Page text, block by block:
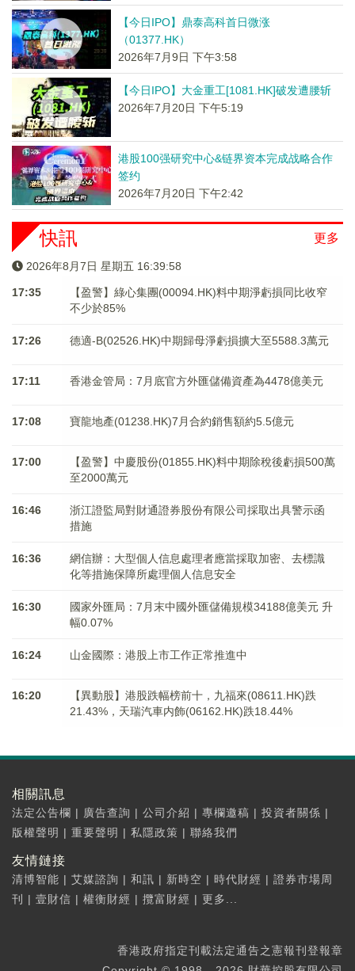
【今日IPO】鼎泰高科首日微涨
（01377.HK）
2026年7月9日 下午3:58
【今日IPO】大金重工[1081.HK]破发遭腰斩
2026年7月20日 下午5:19
港股100强研究中心&链界资本完成战略合作
签约
2026年7月20日 下午2:42
更多
快訊
2026年8月7日 星期五 16:39:58
17:35
【盈警】綠心集團(00094.HK)料中期淨虧損同比收窄
不少於85%
17:26 德適-B(02526.HK)中期歸母淨虧損擴大至5588.3萬元
17:11 香港金管局：7月底官方外匯儲備資產為4478億美元
17:08 寶龍地產(01238.HK)7月合約銷售額約5.5億元
17:00
【盈警】中慶股份(01855.HK)料中期除稅後虧損500萬
至2000萬元
16:46
浙江證監局對財通證券股份有限公司採取出具警示函
措施
16:36
網信辦：大型個人信息處理者應當採取加密、去標識
化等措施保障所處理個人信息安全
16:30
國家外匯局：7月末中國外匯儲備規模34188億美元 升
幅0.07%
16:24 山金國際：港股上市工作正常推進中
16:20
【異動股】港股跌幅榜前十，九福來(08611.HK)跌
21.43%，天瑞汽車内飾(06162.HK)跌18.44%
相關訊息
法定公告欄 | 廣告查詢 | 公司介紹 | 專欄邀稿 | 投資者關係 |
版權聲明 | 重要聲明 | 私隱政策 | 聯絡我們
友情鏈接
清博智能 | 艾媒諮詢 | 和訊 | 新時空 | 時代財經 | 證券市場周
刊
| 壹財信 | 權衡財經 | 攬富財經 | 更多...
香港政府指定刊載法定通告之憲報刊登報章